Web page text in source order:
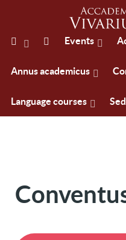
Events
Annus academicus
Language courses